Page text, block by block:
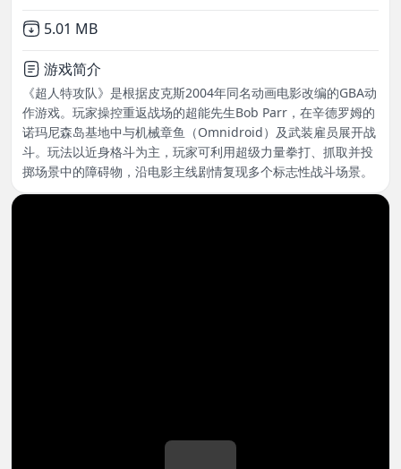
Not downloaded
5.01 MB
游戏简介
《超人特攻队》是根据皮克斯2004年同名动画电影改编的GBA动
作游戏。玩家操控重返战场的超能先生Bob Parr，在辛德罗姆的
诺玛尼森岛基地中与机械章鱼（Omnidroid）及武装雇员展开战
斗。玩法以近身格斗为主，玩家可利用超级力量拳打、抓取并投
掷场景中的障碍物，沿电影主线剧情复现多个标志性战斗场景。